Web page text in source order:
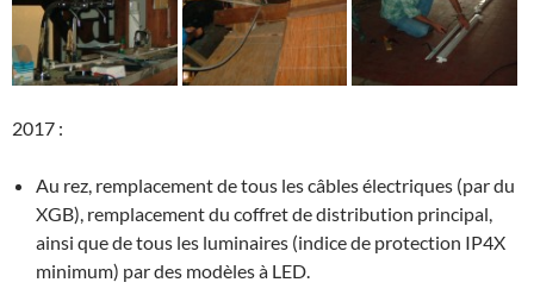
2017 :
Au rez, remplacement de tous les câbles électriques (par du
XGB), remplacement du coffret de distribution principal,
ainsi que de tous les luminaires (indice de protection IP4X
minimum) par des modèles à LED.